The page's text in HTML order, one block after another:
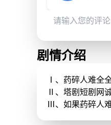
剧情介绍
Ⅰ、药碎人难全
Ⅱ、塔剧短剧网
Ⅲ、如果药碎人